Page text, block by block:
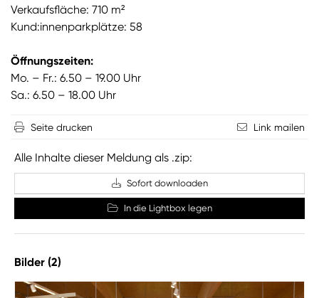
Verkaufsfläche: 710 m²
Kund:innenparkplätze: 58
Öffnungszeiten:
Mo. – Fr.: 6.50 – 19.00 Uhr
Sa.: 6.50 – 18.00 Uhr
Seite drucken Link mailen
Alle Inhalte dieser Meldung als .zip:
Sofort downloaden
In die Lightbox legen
Bilder (2)